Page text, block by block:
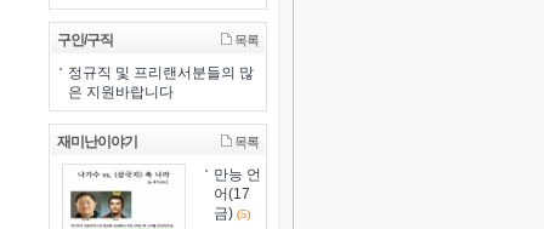
구인/구직 목록
정규직 및 프리랜서분들의 많
은 지원바랍니다
재미난이야기 목록
만능 언
어(17
금) (5)